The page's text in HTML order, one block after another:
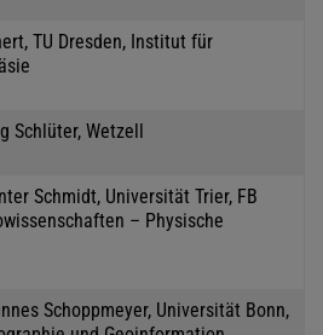
TU Dresden, Institut für
Schlüter, Wetzell
Schmidt, Universität Trier, FB
– Physische
Schoppmeyer, Universität Bonn,